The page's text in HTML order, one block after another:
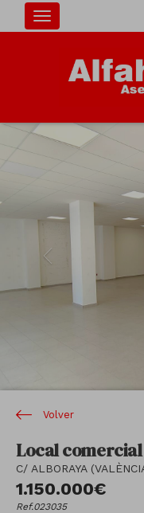
Volver
Local
C/ ALBORAYA
1.150.000€
Ref.023035